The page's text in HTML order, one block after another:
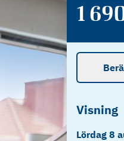
1
Visning
Lördag 8